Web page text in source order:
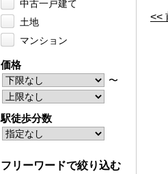
<<
中古一戸建て
土地
マンション
価格
〜
駅徒歩分数
フリーワードで絞り込む